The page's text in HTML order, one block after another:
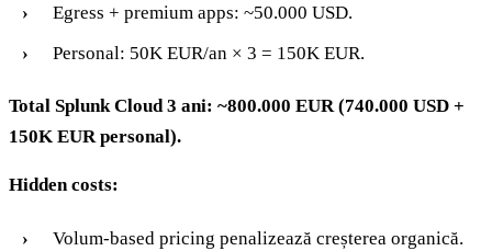
Egress + premium apps: ~50.000 USD.
Personal: 50K EUR/an × 3 = 150K EUR.
Total Splunk Cloud 3 ani: ~800.000 EUR (740.000 USD +
150K EUR personal).
Hidden costs:
Volum-based pricing penalizează creșterea organică.